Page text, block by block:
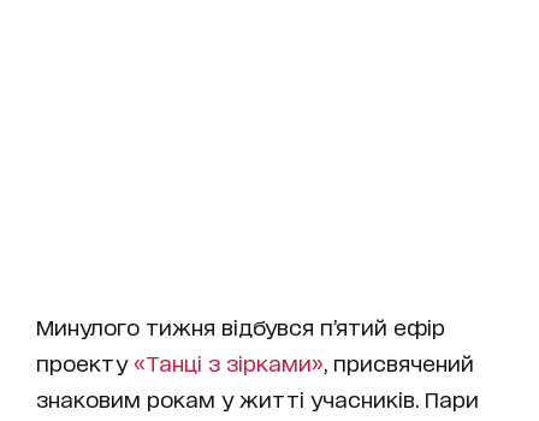
Минулого тижня відбувся п’ятий ефір
проекту «Танці з зірками» , присвячений
знаковим рокам у житті учасників. Пари